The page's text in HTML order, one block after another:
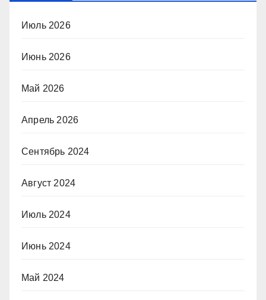
Июль 2026
Июнь 2026
Май 2026
Апрель 2026
Сентябрь 2024
Август 2024
Июль 2024
Июнь 2024
Май 2024